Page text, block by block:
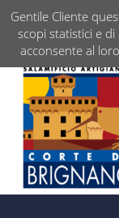
LE CONFEZIONI
Gentile Cliente
scopi statistici e
acconsente al